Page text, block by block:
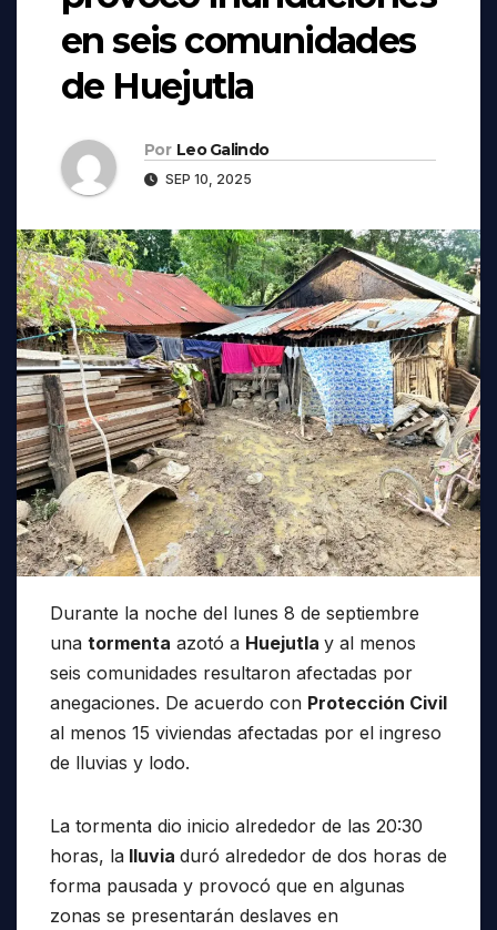
en seis comunidades
de Huejutla
Por Leo Galindo
SEP 10, 2025
Durante la noche del lunes 8 de septiembre
una tormenta azotó a Huejutla y al menos
seis comunidades resultaron afectadas por
anegaciones. De acuerdo con Protección Civil
al menos 15 viviendas afectadas por el ingreso
de lluvias y lodo.
La tormenta dio inicio alrededor de las 20:30
horas, la lluvia duró alrededor de dos horas de
forma pausada y provocó que en algunas
zonas se presentarán deslaves en